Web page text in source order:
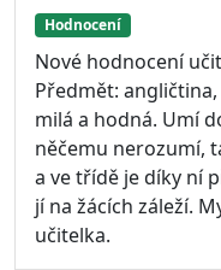
Hodnocení
Nové hodnocení
Předmět:
milá a hodná. Umí
něčemu nerozumí,
a ve třídě je díky ní
jí na žácích záleží.
učitelka.